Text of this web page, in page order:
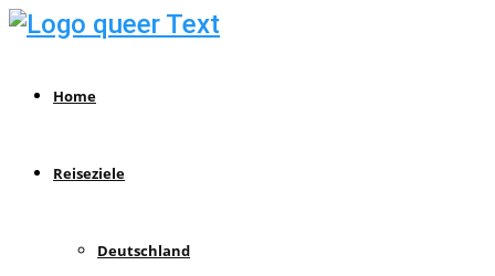
Home
Reiseziele
Deutschland